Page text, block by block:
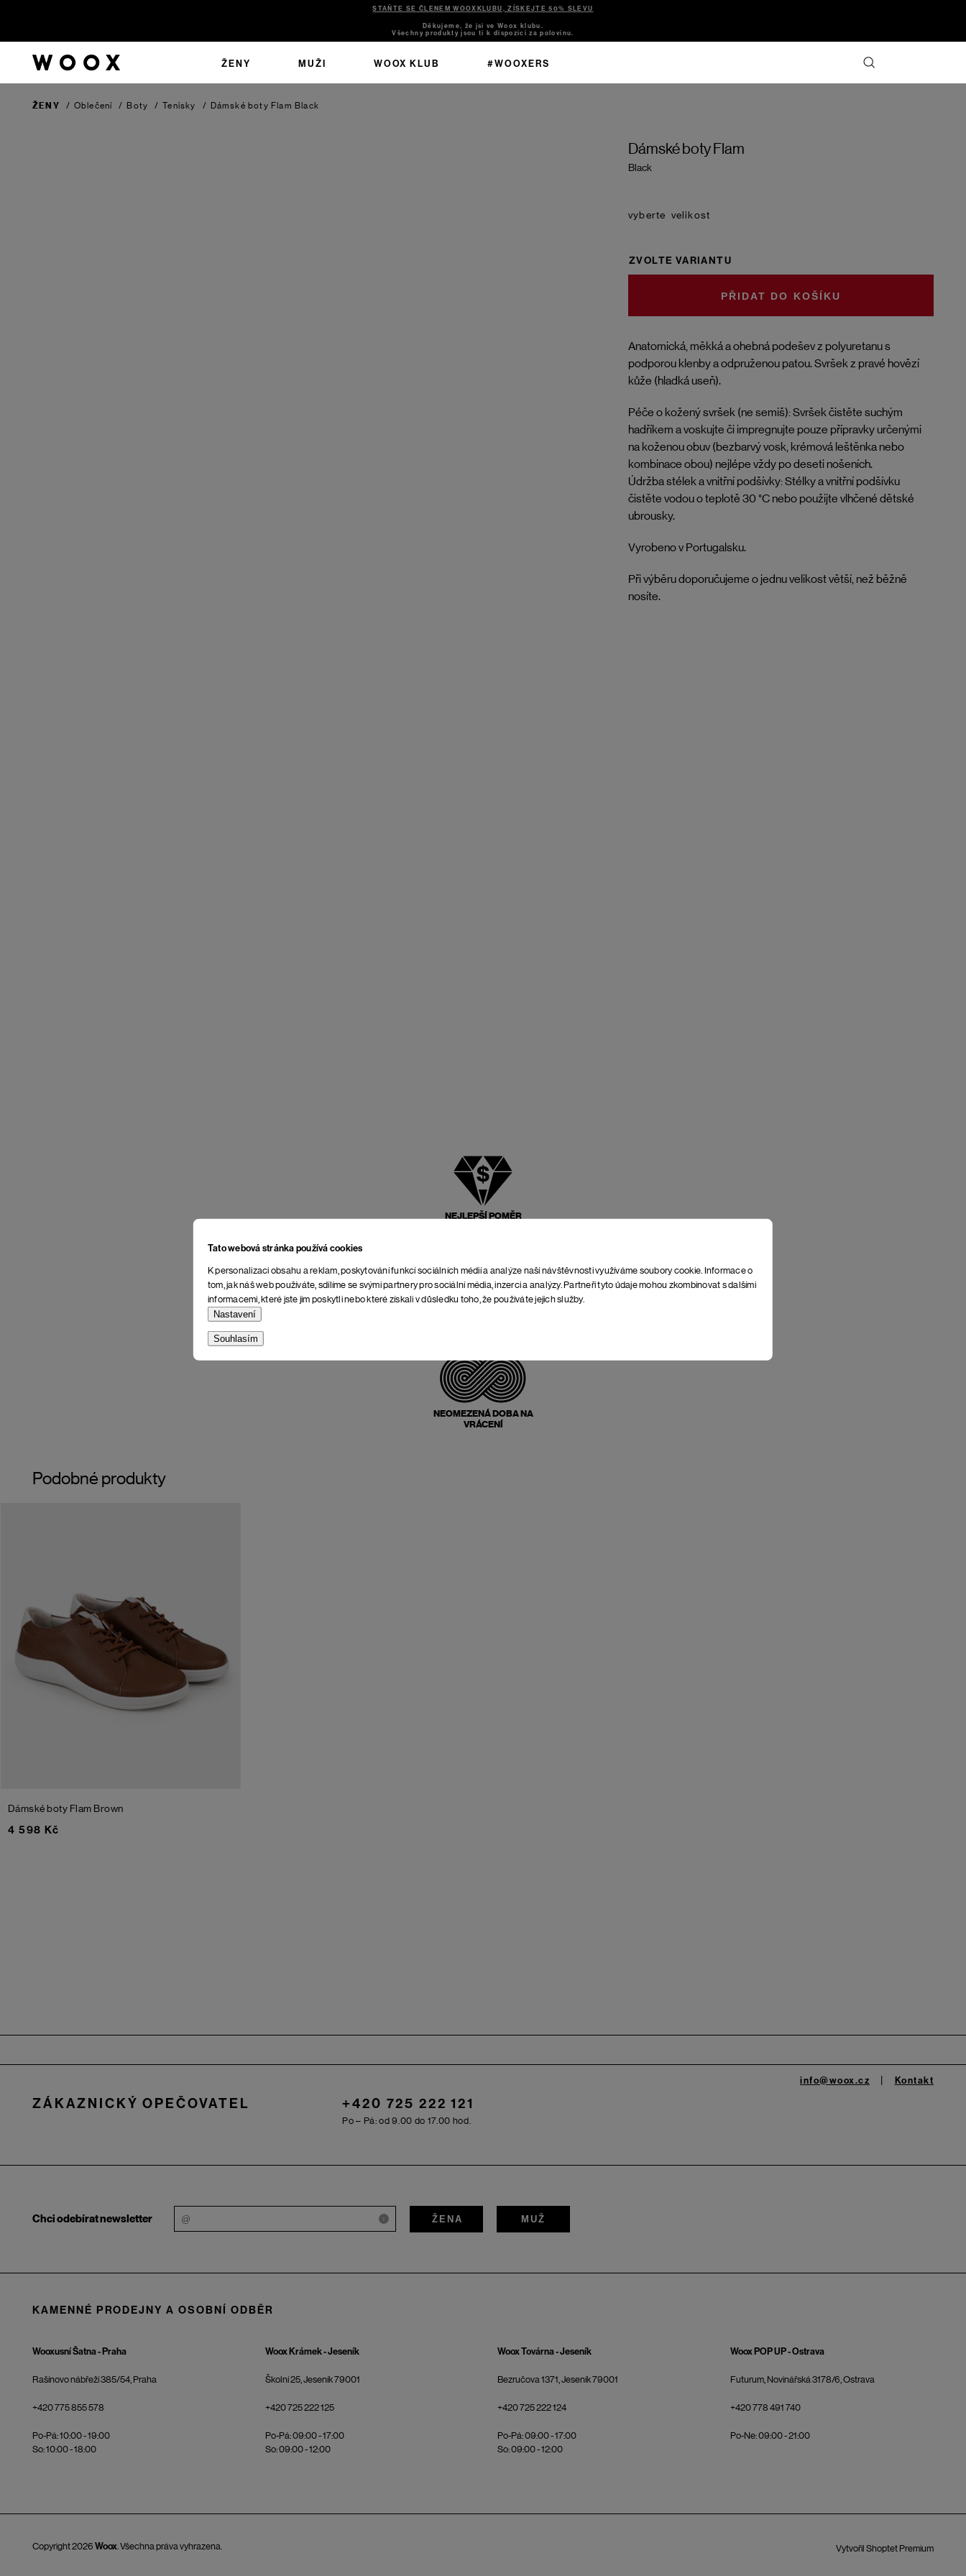
Tato webová stránka používá cookies
K personalizaci obsahu a reklam, poskytování funkcí sociálních médií a analýze naší návštěvnosti využíváme soubory cookie. Informace o
tom, jak náš web používáte, sdílíme se svými partnery pro sociální média, inzerci a analýzy. Partneři tyto údaje mohou zkombinovat s dalšími
informacemi, které jste jim poskytli nebo které získali v důsledku toho, že používáte jejich služby.
Nastavení
Souhlasím
STAŇTE SE ČLENEM WOOXKLUBU, ZÍSKEJTE 50% SLEVU
Děkujeme, že jsi ve Woox klubu.
Všechny produkty jsou ti k dispozici za polovinu.
ŽENY MUŽI WOOX KLUB #WOOXERS
ŽENY / Oblečení / Boty / Tenisky / Dámské boty Flam Black
Dámské boty Flam
Black
Anatomická, měkká a ohebná podešev z polyuretanu s
podporou klenby a odpruženou patou. Svršek z pravé hovězí
kůže (hladká useň).
Péče o kožený svršek (ne semiš): Svršek čistěte suchým
hadříkem a voskujte či impregnujte pouze přípravky určenými
na koženou obuv (bezbarvý vosk, krémová leštěnka nebo
kombinace obou) nejlépe vždy po deseti nošeních.
Údržba stélek a vnitřní podšívky: Stélky a vnitřní podšívku
čistěte vodou o teplotě 30 °C nebo použijte vlhčené dětské
ubrousky.
Vyrobeno v Portugalsku.
Při výběru doporučujeme o jednu velikost větší, než běžně
nosíte.
velikost
ZVOLTE VARIANTU
DO KOŠÍKU
NEJLEPŠÍ POMĚR
NEOMEZENÁ DOBA NA
VRÁCENÍ
Podobné produkty
Dámské boty Flam Brown
4 598 Kč
ZÁKAZNICKÝ OPEČOVATEL +420 725 222 121
Po – Pá: od 9.00 do 17.00 hod.
info@woox.cz Kontakt
Chci odebírat newsletter i ŽENA MUŽ
KAMENNÉ PRODEJNY A OSOBNÍ ODBĚR
Wooxusní Šatna - Praha
Rašínovo nábřeží 385/54, Praha
+420 775 855 578
Po-Pá: 10:00 - 19:00
So: 10:00 - 18:00
Woox Krámek - Jeseník
Školní 25, Jeseník 79001
+420 725 222 125
Po-Pá: 09:00 - 17:00
So: 09:00 - 12:00
Woox Továrna - Jeseník
Bezručova 1371, Jeseník 79001
+420 725 222 124
Po-Pá: 09:00 - 17:00
So: 09:00 - 12:00
Woox POP UP - Ostrava
Futurum, Novinářská 3178/6, Ostrava
+420 778 491 740
Po-Ne: 09:00 - 21:00
Vytvořil Shoptet Premium
Copyright 2026 Woox. Všechna práva vyhrazena.